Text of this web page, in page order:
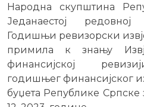
Народна скупштина
Једанаестој
Годишњи ревизорски
примила к знању
финансијској
годишњег финансијског
буџета Републике Српске